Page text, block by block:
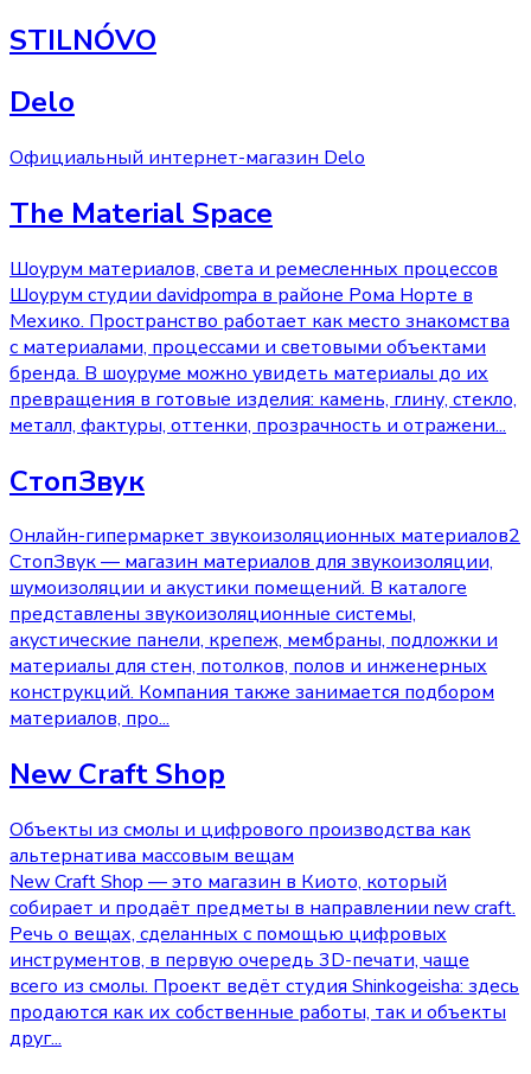
STILNÓVO
Delo
Официальный интернет-магазин Delo
The Material Space
Шоурум материалов, света и ремесленных процессов
Шоурум студии davidpompa в районе Рома Норте в
Мехико. Пространство работает как место знакомства
с материалами, процессами и световыми объектами
бренда. В шоуруме можно увидеть материалы до их
превращения в готовые изделия: камень, глину, стекло,
металл, фактуры, оттенки, прозрачность и отражени...
СтопЗвук
Онлайн-гипермаркет звукоизоляционных материалов2
СтопЗвук — магазин материалов для звукоизоляции,
шумоизоляции и акустики помещений. В каталоге
представлены звукоизоляционные системы,
акустические панели, крепеж, мембраны, подложки и
материалы для стен, потолков, полов и инженерных
конструкций. Компания также занимается подбором
материалов, про...
New Craft Shop
Объекты из смолы и цифрового производства как
альтернатива массовым вещам
New Craft Shop — это магазин в Киото, который
собирает и продаёт предметы в направлении new craft.
Речь о вещах, сделанных с помощью цифровых
инструментов, в первую очередь 3D-печати, чаще
всего из смолы. Проект ведёт студия Shinkogeisha: здесь
продаются как их собственные работы, так и объекты
друг...